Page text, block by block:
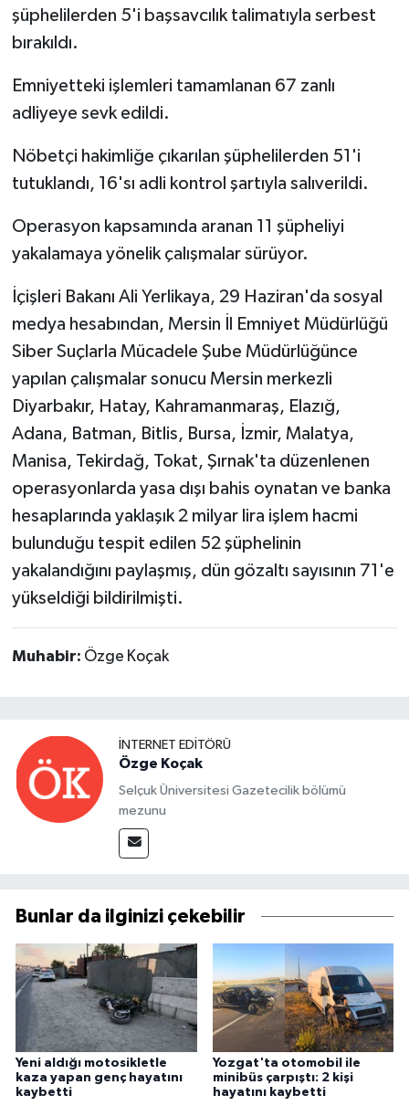
şüphelilerden 5'i başsavcılık talimatıyla serbest
bırakıldı.
Emniyetteki işlemleri tamamlanan 67 zanlı
adliyeye sevk edildi.
Nöbetçi hakimliğe çıkarılan şüphelilerden 51'i
tutuklandı, 16'sı adli kontrol şartıyla salıverildi.
Operasyon kapsamında aranan 11 şüpheliyi
yakalamaya yönelik çalışmalar sürüyor.
İçişleri Bakanı Ali Yerlikaya, 29 Haziran'da sosyal
medya hesabından, Mersin İl Emniyet Müdürlüğü
Siber Suçlarla Mücadele Şube Müdürlüğünce
yapılan çalışmalar sonucu Mersin merkezli
Diyarbakır, Hatay, Kahramanmaraş, Elazığ,
Adana, Batman, Bitlis, Bursa, İzmir, Malatya,
Manisa, Tekirdağ, Tokat, Şırnak'ta düzenlenen
operasyonlarda yasa dışı bahis oynatan ve banka
hesaplarında yaklaşık 2 milyar lira işlem hacmi
bulunduğu tespit edilen 52 şüphelinin
yakalandığını paylaşmış, dün gözaltı sayısının 71'e
yükseldiği bildirilmişti.
Muhabir: Özge Koçak
İNTERNET EDITÖRÜ
Özge Koçak
Selçuk Üniversitesi Gazetecilik bölümü
mezunu
Bunlar da ilginizi çekebilir
Yeni aldığı motosikletle
kaza yapan genç hayatını
kaybetti
Yozgat'ta otomobil ile
minibüs çarpıştı: 2 kişi
hayatını kaybetti